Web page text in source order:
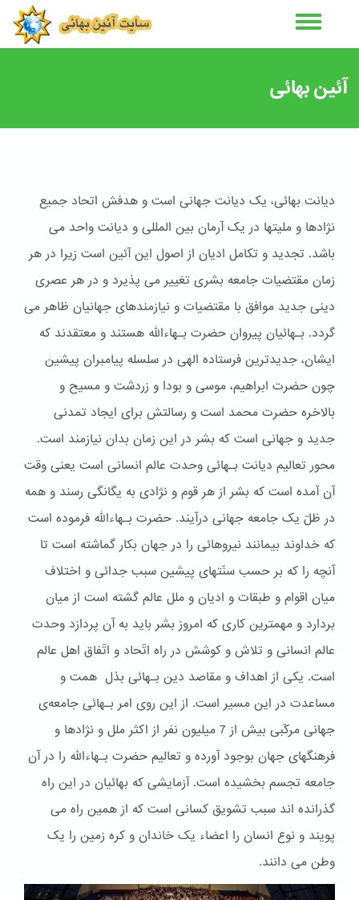
آئین بهائی
دیانت بهائی، یک دیانت جهانی است و هدفش اتحاد جمیع
نژادها و ملیتها در یک آرمان بین المللی و دیانت واحد می
باشد. تجدید و تکامل ادیان از اصول این آئین است زیرا در هر
زمان مقتضیات جامعه بشری تغییر می پذیرد و در هر عصری
دینی جدید موافق با مقتضیات و نیازمندهای جهانیان ظاهر می
گردد. بـهائیان پیروان حضرت بـهاءالله هستند و معتقدند که
ایشان، جدیدترین فرستاده الهی در سلسله پیامبران پیشین
چون حضرت ابراهیم، موسی و بودا و زردشت و مسیح و
بالاخره حضرت محمد است و رسالتش برای ایجاد تمدنی
جدید و جهانی است که بشر در این زمان بدان نیازمند است.
محور تعالیم دیانت بـهائی وحدت عالم انسانی است یعنی وقت
آن آمده است که بشر از هر قوم و نژادی به یگانگی رسند و همه
در ظلّ یک جامعه جهانی درآیند. حضرت بـهاءالله فرموده است
که خداوند بیمانند نیروهائی را در جهان بکار گماشته است تا
آنچه را که بر حسب سنّتهای پیشین سبب جدائی و اختلاف
میان اقوام و طبقات و ادیان و ملل عالم گشته است از میان
بردارد و مهمترین کاری که امروز بشر باید به آن پردازد وحدت
عالم انسانی و تلاش و کوشش در راه اتّحاد و اتّفاق اهل عالم
است. یکی از اهداف و مقاصد دین بـهائی بذل همت و
مساعدت در این مسیر است. از این روی امر بـهائی جامعه‌ی
جهانی مرکّبی بیش از 7 میلیون نفر از اکثر ملل و نژادها و
فرهنگهای جهان بوجود آورده و تعالیم حضرت بـهاءالله را در آن
جامعه تجسم بخشیده است. آزمایشی که بهائیان در این راه
گذرانده اند سبب تشویق کسانی است که از همین راه می
پویند و نوع انسان را اعضاء یک خاندان و کره زمین را یک
وطن می دانند.